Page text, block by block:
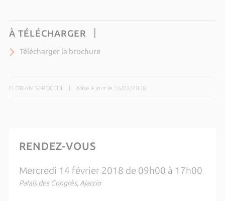
À TÉLÉCHARGER
Télécharger la brochure
FLORIAN SAROCCHI Mise à jour le 16/02/2018
RENDEZ-VOUS
Mercredi 14 février 2018 de 09h00 à 17h00
Palais des Congrès, Ajaccio